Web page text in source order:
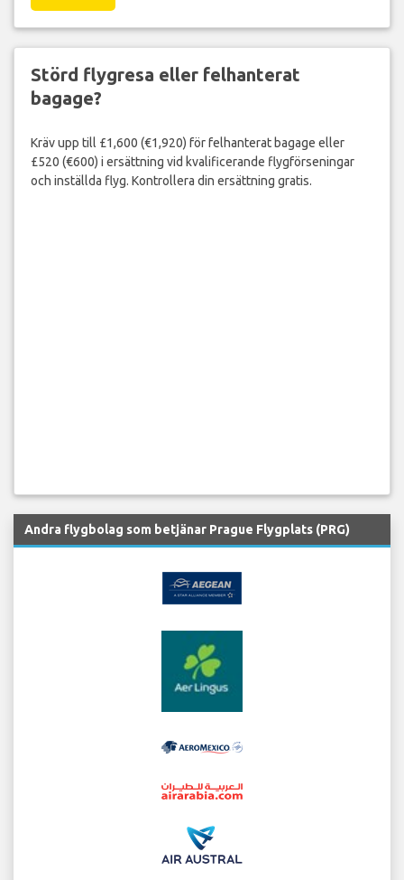
Störd flygresa eller felhanterat
bagage?
Kräv upp till £1,600 (€1,920) för felhanterat bagage eller
£520 (€600) i ersättning vid kvalificerande flygförseningar
och inställda flyg. Kontrollera din ersättning gratis.
Andra flygbolag som betjänar Prague Flygplats (PRG)